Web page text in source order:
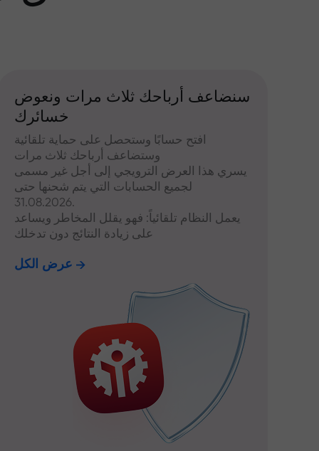
سنضاعف أرباحك ثلاث مرات ونعوض
خسائرك
افتح حسابًا وستحصل على حماية تلقائية
وستضاعف أرباحك ثلاث مرات
يسري هذا العرض الترويجي إلى أجل غير مسمى
لجميع الحسابات التي يتم شحنها حتى
31.08.2026.
يعمل النظام تلقائياً: فهو يقلل المخاطر ويساعد
على زيادة النتائج دون تدخلك
عرض الكل